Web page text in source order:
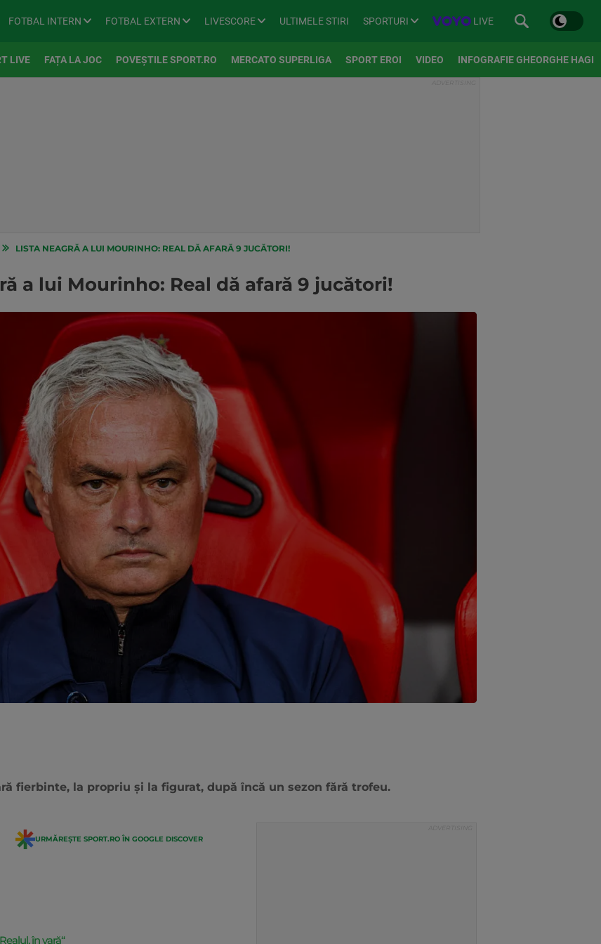
FOTBAL INTERN FOTBAL EXTERN LIVESCORE ULTIMELE STIRI SPORTURI LIVE
LIVE FAȚA LA JOC POVEȘTILE SPORT.RO MERCATO SUPERLIGA SPORT EROI VIDEO INFOGRAFIE GHEORGHE HAGI
LISTA NEAGRĂ A LUI MOURINHO: REAL DĂ AFARĂ 9 JUCĂTORI!
a lui Mourinho: Real dă afară 9 jucători!
fierbinte, la propriu și la figurat, după încă un sezon fără trofeu.
URMĂREȘTE SPORT.RO ÎN GOOGLE DISCOVER
în vară“